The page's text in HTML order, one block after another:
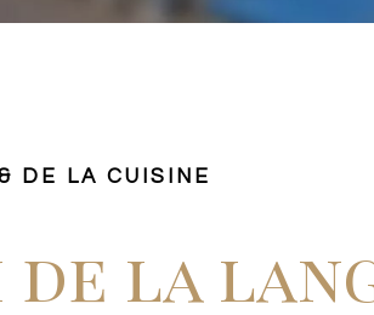
DE LA CUISINE
la